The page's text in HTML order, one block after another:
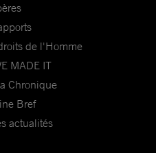
de l'Homme
MADE IT
Chronique
Bref
actualités